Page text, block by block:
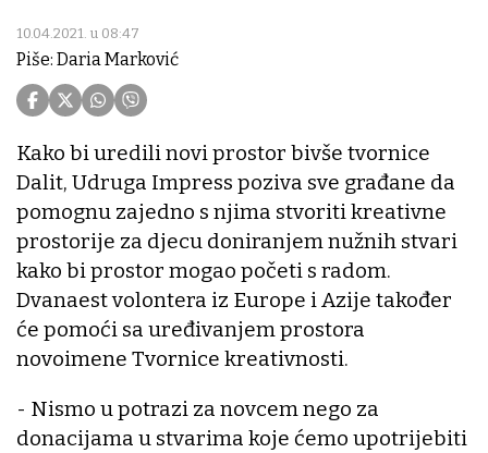
10.04.2021. u 08:47
Piše: Daria Marković
Kako bi uredili novi prostor bivše tvornice
Dalit, Udruga Impress poziva sve građane da
pomognu zajedno s njima stvoriti kreativne
prostorije za djecu doniranjem nužnih stvari
kako bi prostor mogao početi s radom.
Dvanaest volontera iz Europe i Azije također
će pomoći sa uređivanjem prostora
novoimene Tvornice kreativnosti.
- Nismo u potrazi za novcem nego za
donacijama u stvarima koje ćemo upotrijebiti